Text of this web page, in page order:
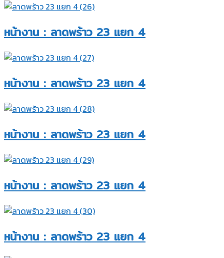
หน้างาน : ลาดพร้าว 23 แยก 4​
หน้างาน : ลาดพร้าว 23 แยก 4​
หน้างาน : ลาดพร้าว 23 แยก 4​
หน้างาน : ลาดพร้าว 23 แยก 4​
หน้างาน : ลาดพร้าว 23 แยก 4​